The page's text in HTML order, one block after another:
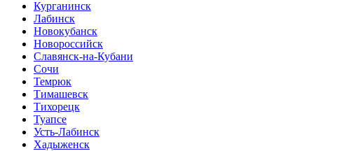
Курганинск
Лабинск
Новокубанск
Новороссийск
Славянск-на-Кубани
Сочи
Темрюк
Тимашевск
Тихорецк
Туапсе
Усть-Лабинск
Хадыженск